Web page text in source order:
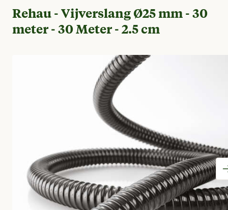
Rehau - Vijverslang Ø25 mm - 30
meter - 30 Meter - 2.5 cm